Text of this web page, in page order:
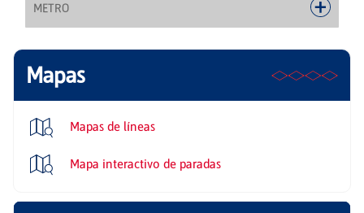
METRO
Mapas
Mapas de líneas
Mapa interactivo de paradas